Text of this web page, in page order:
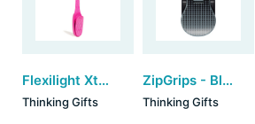
Flexilight Xtra - Pink Leaf
Thinking Gifts
ZipGrips - Black Dots
Thinking Gifts